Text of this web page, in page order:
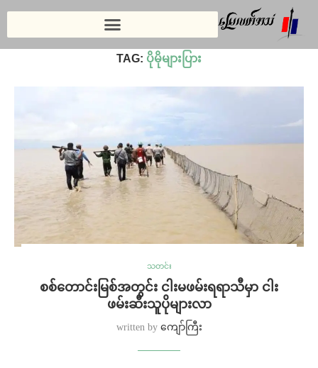
TAG: ပိုမိုများပြား
သတင်း
စစ်တောင်းမြစ်အတွင်း ငါးမဖမ်းရရာသီမှာ ငါး
ဖမ်းဆီးသူပိုများလာ
written by ကျော်ကြီး